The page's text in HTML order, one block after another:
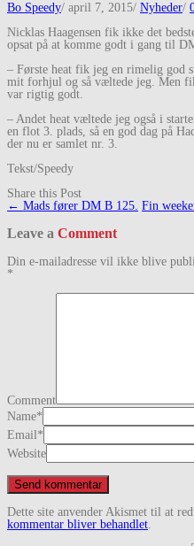
Bo Speedy/ april 7, 2015/ Nyheder/
Nicklas Haagensen fik ikke det
opsat på at komme godt i gang til
– Første heat fik jeg en rimelig god
mit forhjul og så væltede jeg. Men
var rigtig godt.
– Andet heat væltede jeg også i
en flot 3. plads, så en god dag på
der nu er samlet nr. 3.
Tekst/Speedy
Share this Post
Post
← Mads fører DM B 125. Fin
Leave a Comment
Din e-mailadresse vil ikke blive
*
Comment
Name*
Email *
Website
Dette site anvender Akismet til at
kommentar bliver behandlet